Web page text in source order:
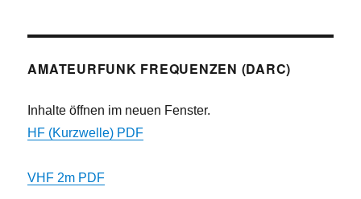
AMATEURFUNK FREQUENZEN (DARC)
Inhalte öffnen im neuen Fenster.
HF (Kurzwelle) PDF
VHF 2m PDF